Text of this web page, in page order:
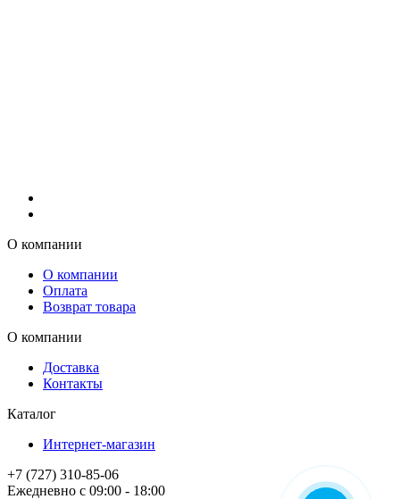
О компании
О компании
Оплата
Возврат товара
О компании
Доставка
Контакты
Каталог
Интернет-магазин
+7 (727) 310-85-06
Ежедневно с 09:00 - 18:00